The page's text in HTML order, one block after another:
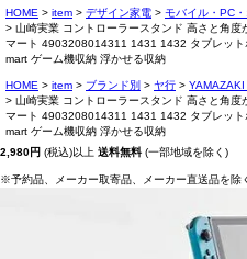
HOME item デザイン家電 モバイル・PC
山崎実業 コントローラースタンド 高さと角
マート 4903208014311 1431 1432 タブレット
mart ゲーム機収納 浮かせる収納
HOME item ブランド別 ヤ行
YAMAZAKI
山崎実業 コントローラースタンド 高さと角
マート 4903208014311 1431 1432 タブレット
mart ゲーム機収納 浮かせる収納
2,980円 (税込)以上 送料無料 (一部地域を除く)
※予約品、メーカー取寄品、メーカー直送品を除